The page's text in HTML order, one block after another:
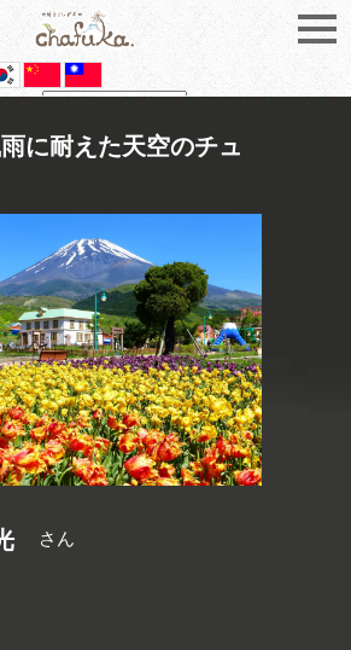
Powered by Translate
に耐えた天空のチュ
さん